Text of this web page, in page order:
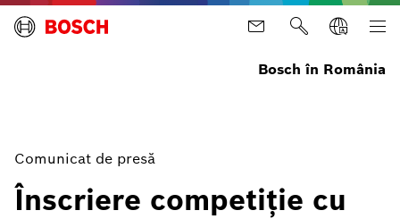
Bosch în România
Comunicat de presă
Înscriere competiție cu